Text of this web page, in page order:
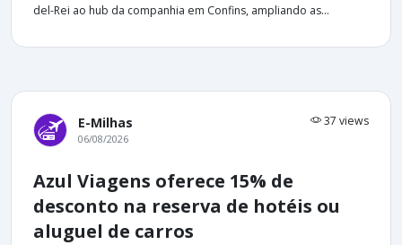
del-Rei ao hub da companhia em Confins, ampliando as...
E-Milhas 37 views
06/08/2026
Azul Viagens oferece 15% de
desconto na reserva de hotéis ou
aluguel de carros